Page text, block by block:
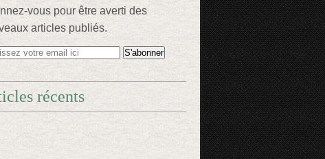
vous pour être averti des
articles publiés.
récents